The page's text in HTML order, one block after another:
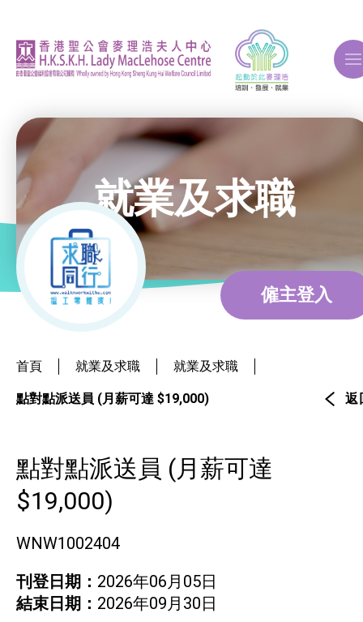
關於我們
ERB再培訓課程
就業及求職
最新資訊 / 招聘會
僱主及企業服務
就業及求職
僱主登入
首頁 就業及求職 就業及求職
點對點派送員 (月薪可達 $19,000) 返
點對點派送員 (月薪可達
$19,000)
WNW1002404
刊登日期： 2026年06月05日
結束日期： 2026年09月30日